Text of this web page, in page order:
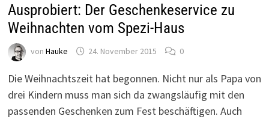
Ausprobiert: Der Geschenkeservice zu
Weihnachten vom Spezi-Haus
von Hauke 24. November 2015 0
Die Weihnachtszeit hat begonnen. Nicht nur als Papa von
drei Kindern muss man sich da zwangsläufig mit den
passenden Geschenken zum Fest beschäftigen. Auch